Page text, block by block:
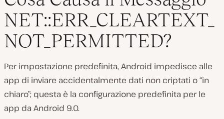
NET::ERR_CLEARTEXT_
NOT_PERMITTED?
Per impostazione predefinita, Android impedisce alle
app di inviare accidentalmente dati non criptati o “in
chiaro”; questa è la configurazione predefinita per le
app da Android 9.0.